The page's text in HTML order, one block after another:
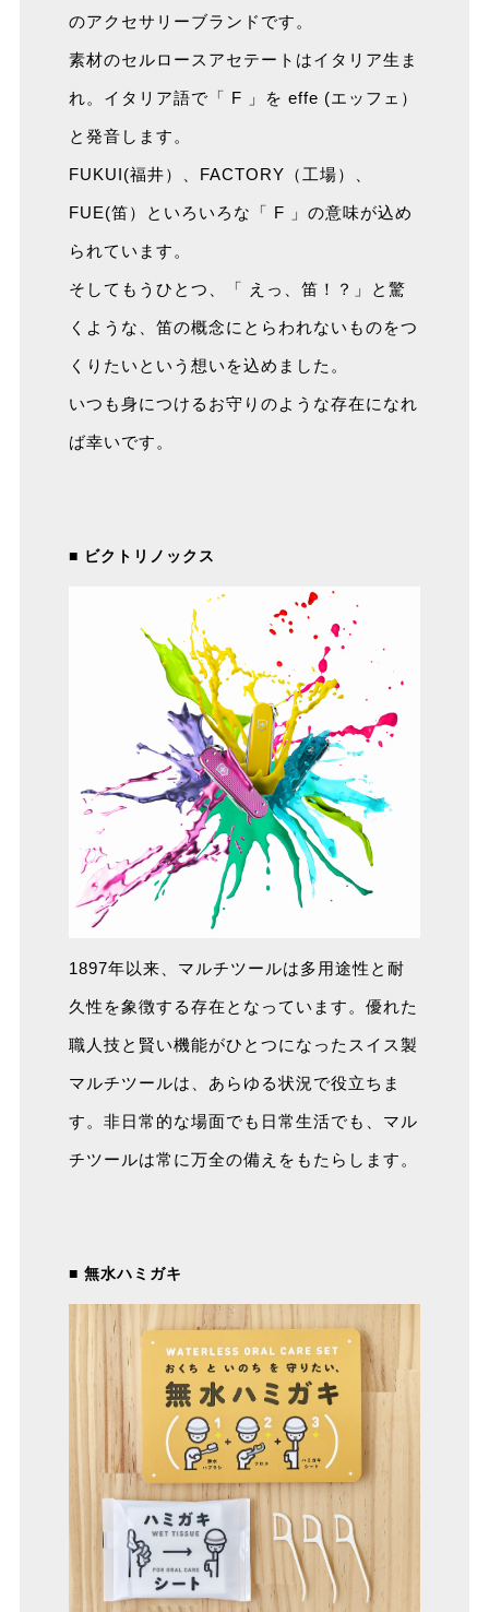
のアクセサリーブランドです。
素材のセルロースアセテートはイタリア生ま
れ。イタリア語で「 F 」を effe (エッフェ）
と発音します。
FUKUI(福井）、FACTORY（工場）、
FUE(笛）といろいろな「 F 」の意味が込め
られています。
そしてもうひとつ、「 えっ、笛！？」と驚
くような、笛の概念にとらわれないものをつ
くりたいという想いを込めました。
いつも身につけるお守りのような存在になれ
ば幸いです。
■ ビクトリノックス
1897年以来、マルチツールは多用途性と耐
久性を象徴する存在となっています。優れた
職人技と賢い機能がひとつになったスイス製
マルチツールは、あらゆる状況で役立ちま
す。非日常的な場面でも日常生活でも、マル
チツールは常に万全の備えをもたらします。
■ 無水ハミガキ